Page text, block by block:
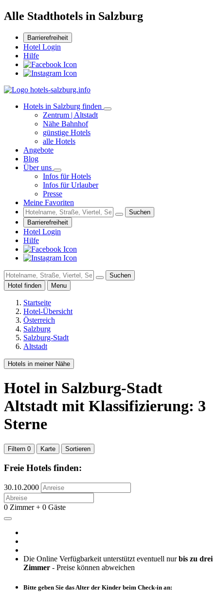
Alle Stadthotels in Salzburg
Barrierefreiheit
Hotel Login
Hilfe
Hotels in Salzburg finden
Zentrum | Altstadt
Nähe Bahnhof
günstige Hotels
alle Hotels
Angebote
Blog
Über uns
Infos für Hotels
Infos für Urlauber
Presse
Meine Favoriten
Suchen
Barrierefreiheit
Hotel Login
Hilfe
Suchen
Hotel finden
Menu
Startseite
Hotel-Übersicht
Österreich
Salzburg
Salzburg-Stadt
Altstadt
Hotels in meiner Nähe
Hotel in Salzburg-Stadt
Altstadt mit Klassifizierung: 3
Sterne
Filtern 0 Karte Sortieren
Freie Hotels finden:
30.10.2000
0 Zimmer + 0 Gäste
Die Online Verfügbarkeit unterstützt eventuell nurbis zu drei
Zimmer - Preise können abweichen
Bitte geben Sie das Alter der Kinder beim Check-in an: